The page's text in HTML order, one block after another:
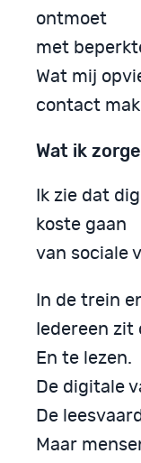
ontmoet
met
Wat mij
contact
Wat ik
Ik zie dat
koste gaan
van sociale
In de trein
Iedereen
En te lezen.
De digitale
De
Maar